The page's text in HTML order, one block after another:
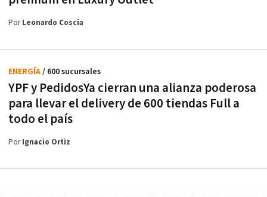
PorLeonardo Coscia
YPF y PedidosYa cierran una alianza poderosa
para llevar el delivery de 600 tiendas Full a
todo el país
ENERGÍA/ 600 sucursales
PorIgnacio Ortiz